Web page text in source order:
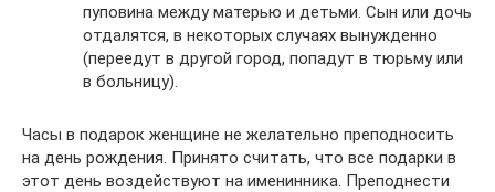
пуповина между матерью и детьми. Сын или дочь
отдалятся, в некоторых случаях вынужденно
(переедут в другой город, попадут в тюрьму или
в больницу).
Часы в подарок женщине не желательно преподносить
на день рождения. Принято считать, что все подарки в
этот день воздействуют на именинника. Преподнести